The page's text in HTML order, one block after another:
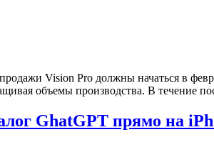
Vision Pro должны начаться в
объемы производства. В течение
GhatGPT прямо на